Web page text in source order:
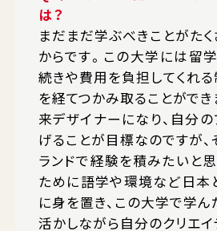
は？
まだまだ学ぶべきことがた
からです。この大学には留
続きや費用を負担してくれ
を経てつかみ取ることがで
来デザイナーになり、自分
げることが目標なのですが
ランドで経験を積みたいと
ために語学や環境など日本
に身を置き、この大学で学
活かしながら自分のクリエ